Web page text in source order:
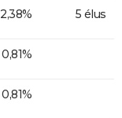
2,38% 5 élus
0,81%
0,81%